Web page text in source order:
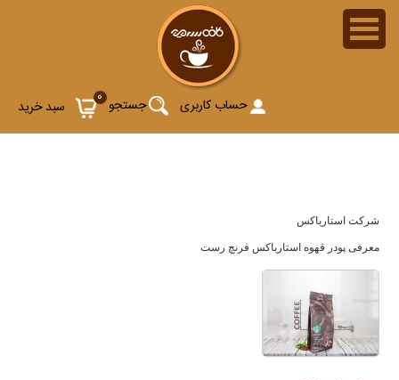
0 سبد خرید جستجو حساب کاربری
پودر قهوه استارباکس فرنچ رست (Starbucks French Roast)
شرکت استارباکس
معرفی پودر قهوه استارباکس فرنچ رست